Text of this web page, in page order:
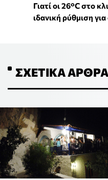
Γιατί οι 26°C στο
ιδανική ρύθμιση
ΣΧΕΤΙΚΆ ΆΡΘΡΑ